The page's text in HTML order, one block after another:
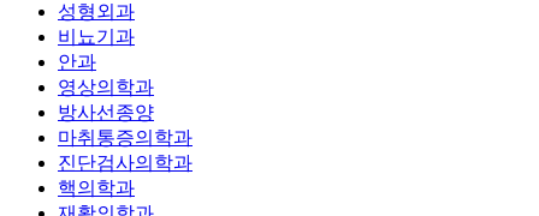
성형외과
비뇨기과
안과
영상의학과
방사선종양
마취통증의학과
진단검사의학과
핵의학과